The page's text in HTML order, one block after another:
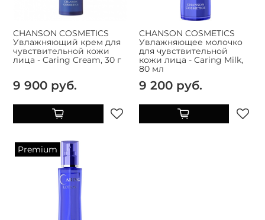
CHANSON COSMETICS
Увлажняющий крем для
чувствительной кожи
лица - Caring Cream, 30 г
9 900 руб.
CHANSON COSMETICS
Увлажняющее молочко
для чувствительной
кожи лица - Caring Milk,
80 мл
9 200 руб.
Premium